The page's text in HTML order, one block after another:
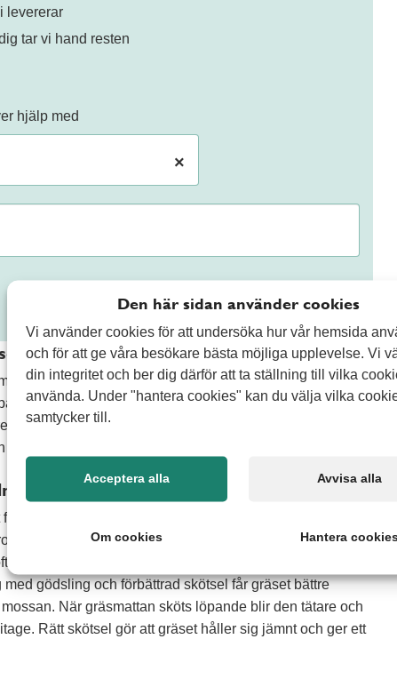
levererar
tar vi hand resten
hjälp med
×
behöver gräset oftast klippas en gång i veckan. Om
mer sällan eftersom gräset växer långsammare. En bra
av gräsets höjd vid varje klippning. Genom att
slitstark gräsmatta som håller sig grön längre.
gräsmatta
fler faktorer som påverkar resultatet. Gödsling,
för hur gräset mår och utvecklas. Hur blir man av med
när gräset inte får rätt förutsättningar. Genom att
gödsling och förbättrad skötsel får gräset bättre
När gräsmattan sköts löpande blir den tätare och
Rätt skötsel gör att gräset håller sig jämnt och ger ett
Den här sidan använder cookies
Vi använder cookies för att undersöka hur vår hemsida
och för att ge våra besökare bästa möjliga upplevelse. Vi
din integritet och ber dig därför att ta ställning till vilka
använda. Under "hantera cookies" kan du välja vilka
samtycker till.
Acceptera alla Avvisa alla
Om cookies Hantera